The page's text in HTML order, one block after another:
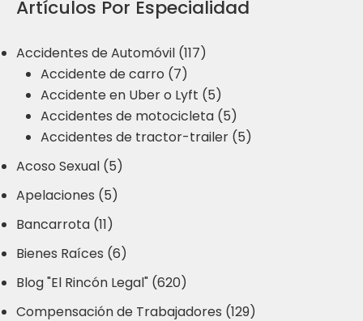
Artículos Por Especialidad
Accidentes de Automóvil (117)
Accidente de carro (7)
Accidente en Uber o Lyft (5)
Accidentes de motocicleta (5)
Accidentes de tractor-trailer (5)
Acoso Sexual (5)
Apelaciones (5)
Bancarrota (11)
Bienes Raíces (6)
Blog "El Rincón Legal" (620)
Compensación de Trabajadores (129)